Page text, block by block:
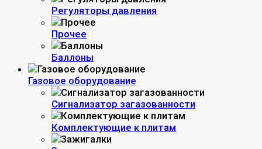
Регуляторы давления
Прочее
Баллоны
Газовое оборудование
Сигнализатор загазованности
Комплектующие к плитам